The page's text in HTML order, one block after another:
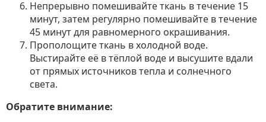
Непрерывно помешивайте ткань в течение 15
минут, затем регулярно помешивайте в течение
45 минут для равномерного окрашивания.
Прополощите ткань в холодной воде.
Выстирайте её в тёплой воде и высушите вдали
от прямых источников тепла и солнечного
света.
Обратите внимание: